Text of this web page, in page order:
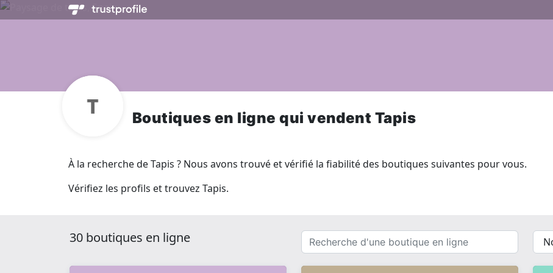
Boutiques en ligne qui vendent Tapis
À la recherche de Tapis ? Nous avons trouvé et vérifié la fiabilité des boutiques suivantes pour vous.
Vérifiez les profils et trouvez Tapis.
30 boutiques en ligne
Recherche
d'une
boutique
{{
}}